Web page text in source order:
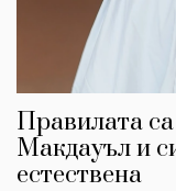
Правилата
Макдауъл и
естествена